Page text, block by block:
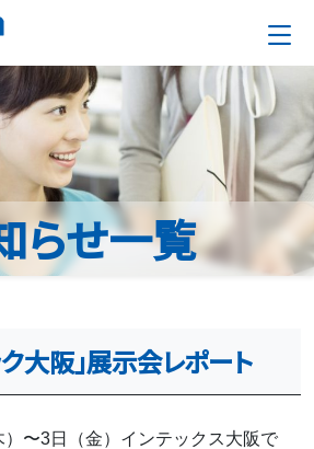
らせ一覧
ク大阪」展示会レポート
〜3日（金）インテックス大阪で